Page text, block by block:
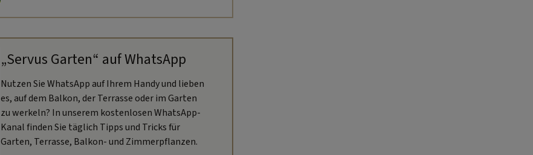
„Servus Garten“ auf WhatsApp
Nutzen Sie WhatsApp auf Ihrem Handy und lieben
es, auf dem Balkon, der Terrasse oder im Garten
zu werkeln? In unserem kostenlosen WhatsApp-
Kanal finden Sie täglich Tipps und Tricks für
Garten, Terrasse, Balkon- und Zimmerpflanzen.